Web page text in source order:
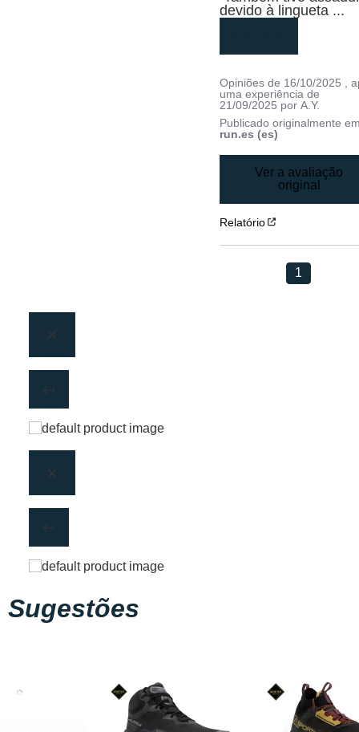
devido à lingueta ...
Opiniões de 16/10/2025
,
uma experiência de
21/09/2025 porA.Y.
Publicado originalmente
run.es (es)
Ver a avaliação
original
Relatório
1
Sugestões